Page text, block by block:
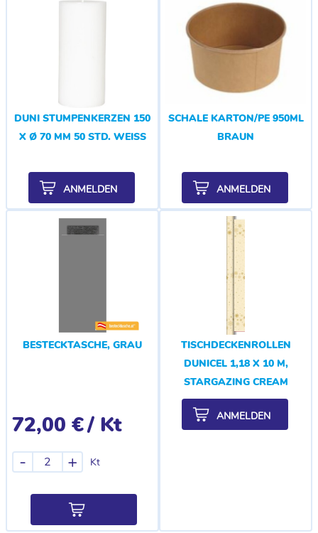
DUNI STUMPENKERZEN 150
X Ø 70 MM 50 STD. WEISS
ANMELDEN
SCHALE KARTON/PE 950ML
BRAUN
ANMELDEN
BESTECKTASCHE, GRAU
72,00 €/ Kt
Kt
- +
TISCHDECKENROLLEN
DUNICEL 1,18 X 10 M,
STARGAZING CREAM
ANMELDEN